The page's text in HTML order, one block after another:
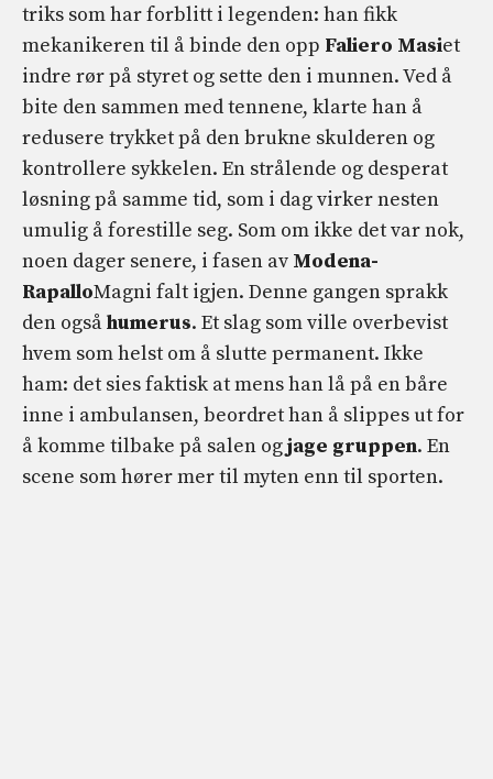
triks som har forblitt i legenden: han fikk
mekanikeren til å binde den opp Faliero Masiet
indre rør på styret og sette den i munnen. Ved å
bite den sammen med tennene, klarte han å
redusere trykket på den brukne skulderen og
kontrollere sykkelen. En strålende og desperat
løsning på samme tid, som i dag virker nesten
umulig å forestille seg. Som om ikke det var nok,
noen dager senere, i fasen av Modena-
RapalloMagni falt igjen. Denne gangen sprakk
den ogsåhumerus. Et slag som ville overbevist
hvem som helst om å slutte permanent. Ikke
ham: det sies faktisk at mens han lå på en båre
inne i ambulansen, beordret han å slippes ut for
å komme tilbake på salen ogjage gruppen. En
scene som hører mer til myten enn til sporten.